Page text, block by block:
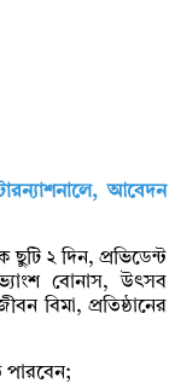
আবেদন
ছুটি ২ দিন, প্রভিডেন্ট
বোনাস, উৎসব
বিমা, প্রতিষ্ঠানের
পারবেন;